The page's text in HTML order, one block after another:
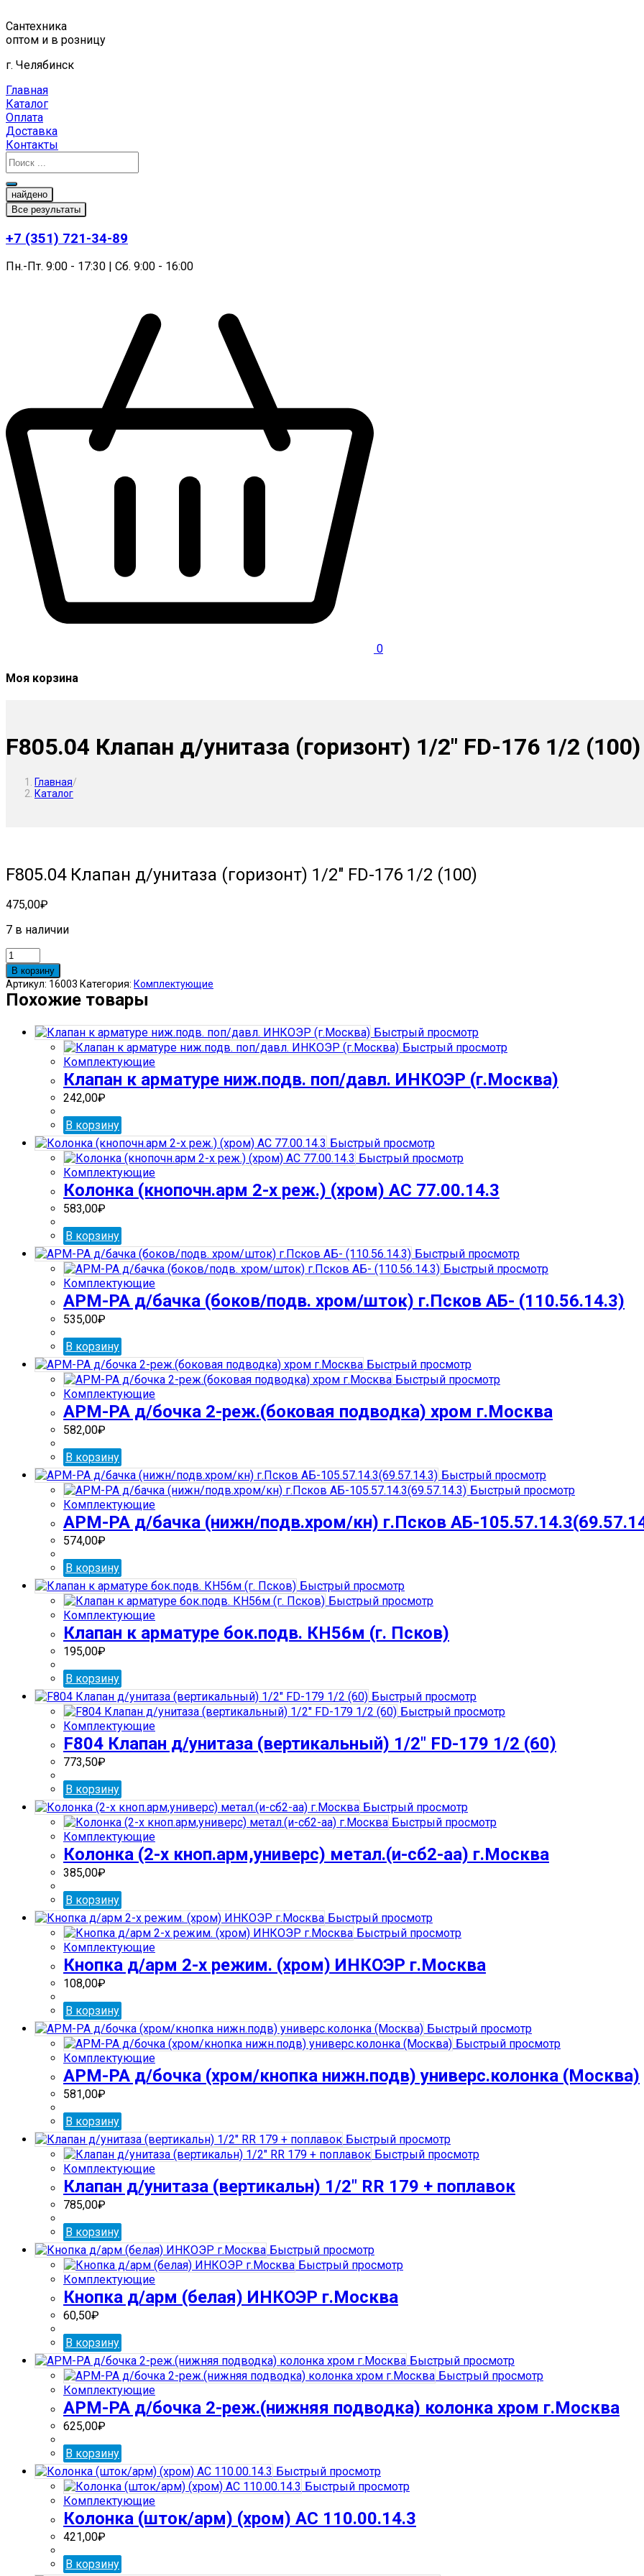
к
содержимому
Сантехника
оптом и в розницу
г. Челябинск
Главная
Каталог
Оплата
Доставка
Контакты
найдено
Все результаты
+7 (351) 721-34-89
Пн.-Пт. 9:00 - 17:30 | Сб. 9:00 - 16:00
0
Моя корзина
F805.04 Клапан д/унитаза (горизонт) 1/2″ FD-176 1/2 (100)
Главная/
Каталог
F805.04 Клапан д/унитаза (горизонт) 1/2″ FD-176 1/2 (100)
475,00₽
7 в наличии
Количество
товара
F805.04
Клапан
д/
унитаза
(горизонт)
В корзину
Артикул: 16003 Категория: Комплектующие
Похожие товары
Быстрый просмотр
Быстрый просмотр
Комплектующие
Клапан к арматуре ниж.подв. поп/давл. ИНКОЭР (г.Москва)
242,00₽
В корзину
Быстрый просмотр
Быстрый просмотр
Комплектующие
Колонка (кнопочн.арм 2-х реж.) (хром) АС 77.00.14.3
583,00₽
В корзину
Быстрый просмотр
Быстрый просмотр
Комплектующие
АРМ-РА д/бачка (боков/подв. хром/шток) г.Псков АБ- (110.56.14.3)
535,00₽
В корзину
Быстрый просмотр
Быстрый просмотр
Комплектующие
АРМ-РА д/бочка 2-реж.(боковая подводка) хром г.Москва
582,00₽
В корзину
Быстрый просмотр
Быстрый просмотр
Комплектующие
АРМ-РА д/бачка (нижн/подв.хром/кн) г.Псков АБ-
574,00₽
В корзину
Быстрый просмотр
Быстрый просмотр
Комплектующие
Клапан к арматуре бок.подв. КН56м (г. Псков)
195,00₽
В корзину
Быстрый просмотр
Быстрый просмотр
Комплектующие
F804 Клапан д/унитаза (вертикальный) 1/2″ FD-179 1/2 (60)
773,50₽
В корзину
Быстрый просмотр
Быстрый просмотр
Комплектующие
Колонка (2-х кноп.арм,универс) метал.(и-сб2-аа) г.Москва
385,00₽
В корзину
Быстрый просмотр
Быстрый просмотр
Комплектующие
Кнопка д/арм 2-х режим. (хром) ИНКОЭР г.Москва
108,00₽
В корзину
Быстрый просмотр
Быстрый просмотр
Комплектующие
АРМ-РА д/бочка (хром/кнопка нижн.подв) универс.колонка (Москва)
581,00₽
В корзину
Быстрый просмотр
Быстрый просмотр
Комплектующие
Клапан д/унитаза (вертикальн) 1/2″ RR 179 + поплавок
785,00₽
В корзину
Быстрый просмотр
Быстрый просмотр
Комплектующие
Кнопка д/арм (белая) ИНКОЭР г.Москва
60,50₽
В корзину
Быстрый просмотр
Быстрый просмотр
Комплектующие
АРМ-РА д/бочка 2-реж.(нижняя подводка) колонка хром г.Москва
625,00₽
В корзину
Быстрый просмотр
Быстрый просмотр
Комплектующие
Колонка (шток/арм) (хром) АС 110.00.14.3
421,00₽
В корзину